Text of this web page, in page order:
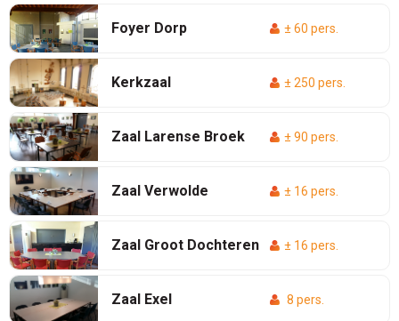
Foyer Dorp ± 60 pers.
Kerkzaal ± 250 pers.
Zaal Larense Broek ± 90 pers.
Zaal Verwolde ± 16 pers.
Zaal Groot Dochteren ± 16 pers.
Zaal Exel 8 pers.